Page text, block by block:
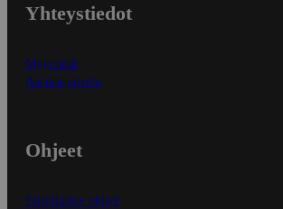
Yhteystiedot
Myymälät
Asiakaspalvelu
Ohjeet
Ensitilaajan ohjeet